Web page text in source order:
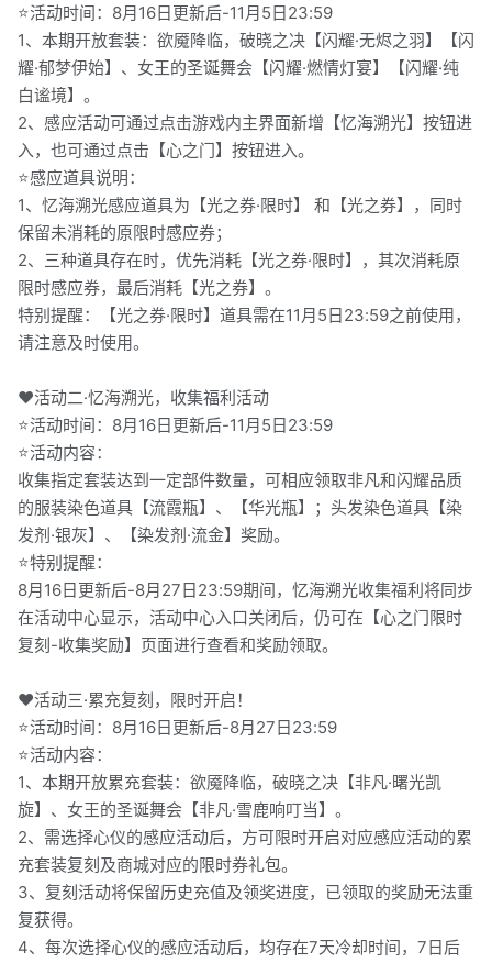
⭐活动时间：8月16日更新后-11月5日23:59
1、本期开放套装：欲魇降临，破晓之决【闪耀·无烬之羽】【闪
耀·郁梦伊始】、女王的圣诞舞会【闪耀·燃情灯宴】【闪耀·纯
白谧境】。
2、感应活动可通过点击游戏内主界面新增【忆海溯光】按钮进
入，也可通过点击【心之门】按钮进入。
⭐感应道具说明：
1、忆海溯光感应道具为【光之券·限时】 和【光之券】，同时
保留未消耗的原限时感应券；
2、三种道具存在时，优先消耗【光之券·限时】，其次消耗原
限时感应券，最后消耗【光之券】。
特别提醒：【光之券·限时】道具需在11月5日23:59之前使用，
请注意及时使用。
❤️活动二·忆海溯光，收集福利活动
⭐活动时间：8月16日更新后-11月5日23:59
⭐活动内容：
收集指定套装达到一定部件数量，可相应领取非凡和闪耀品质
的服装染色道具【流霞瓶】、【华光瓶】；头发染色道具【染
发剂·银灰】、【染发剂·流金】奖励。
⭐特别提醒：
8月16日更新后-8月27日23:59期间，忆海溯光收集福利将同步
在活动中心显示，活动中心入口关闭后，仍可在【心之门限时
复刻-收集奖励】页面进行查看和奖励领取。
❤️活动三·累充复刻，限时开启！
⭐活动时间：8月16日更新后-8月27日23:59
⭐活动内容：
1、本期开放累充套装：欲魇降临，破晓之决【非凡·曙光凯
旋】、女王的圣诞舞会【非凡·雪鹿响叮当】。
2、需选择心仪的感应活动后，方可限时开启对应感应活动的累
充套装复刻及商城对应的限时券礼包。
3、复刻活动将保留历史充值及领奖进度，已领取的奖励无法重
复获得。
4、每次选择心仪的感应活动后，均存在7天冷却时间，7日后